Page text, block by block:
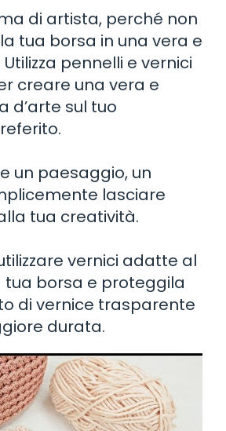
di artista, perché non
tua borsa in una vera e
pennelli e vernici
creare una vera e
d’arte sul tuo
un paesaggio, un
lasciare
tua creatività.
vernici adatte al
tua borsa e proteggila
di vernice trasparente
durata.